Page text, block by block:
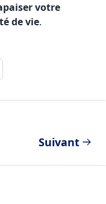
votre
de vie.
Suivant